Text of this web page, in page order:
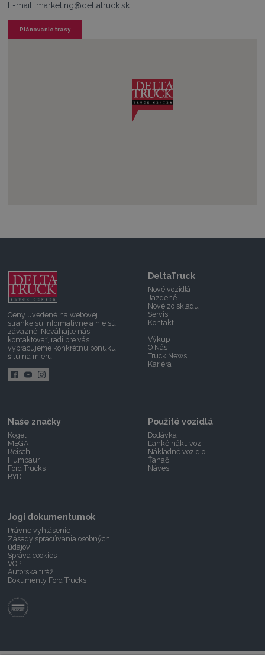
E-mail: marketing@deltatruck.sk
Plánovanie trasy
Ceny uvedené na webovej
stránke sú informatívne a nie sú
záväzné. Neváhajte nás
kontaktovať, radi pre vás
vypracujeme konkrétnu ponuku
šitú na mieru.
DeltaTruck
Nové vozidlá
Jazdené
Nové zo skladu
Servis
Kontakt
Výkup
O Nás
Truck News
Kariéra
Naše značky
Kögel
MEGA
Reisch
Humbaur
Ford Trucks
BYD
Použité vozidlá
Dodávka
Ľahké nákl. voz.
Nákladné vozidlo
Ťahač
Náves
Jogi dokumentumok
Právne vyhlásenie
Zásady spracúvania osobných
údajov
Správa cookies
VOP
Autorská tiráž
Dokumenty Ford Trucks